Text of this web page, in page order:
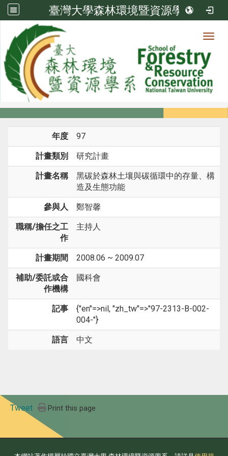
臺灣大學森林環境暨資源學系
系所成員
系所成員
年度 97
計畫類別 研究計畫
計畫名稱
黑碳於森林土壤與碳循環中的存量、構
造及生態功能
參與人 鄭智馨
職稱/擔任之工
作
主持人
計畫期間 2008.06 ~ 2009.07
補助/委託或合
作機構
國科會
記事
{"en"=>nil, "zh_tw"=>"97-2313-B-002-
004-"}
語言 中文
Tweet Print this page